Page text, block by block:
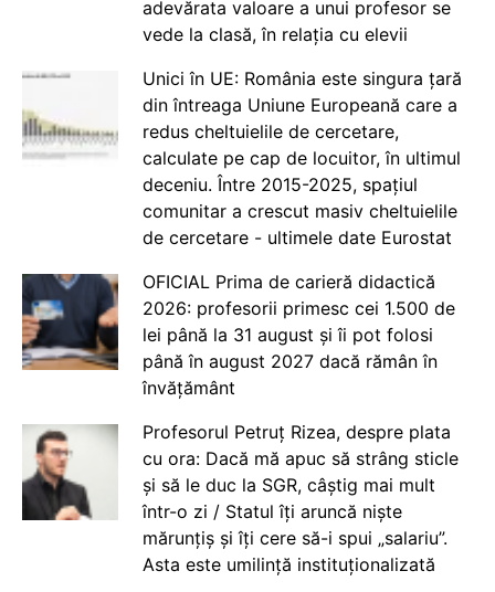
adevărata valoare a unui profesor se
vede la clasă, în relația cu elevii
Unici în UE: România este singura țară
din întreaga Uniune Europeană care a
redus cheltuielile de cercetare,
calculate pe cap de locuitor, în ultimul
deceniu. Între 2015-2025, spațiul
comunitar a crescut masiv cheltuielile
de cercetare - ultimele date Eurostat
OFICIAL Prima de carieră didactică
2026: profesorii primesc cei 1.500 de
lei până la 31 august și îi pot folosi
până în august 2027 dacă rămân în
învățământ
Profesorul Petruț Rizea, despre plata
cu ora: Dacă mă apuc să strâng sticle
și să le duc la SGR, câștig mai mult
într-o zi / Statul îți aruncă niște
mărunțiș și îți cere să-i spui „salariu”.
Asta este umilință instituționalizată